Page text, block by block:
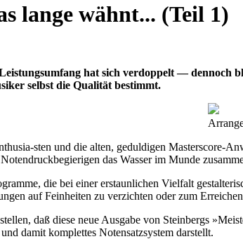
lange wähnt... (Teil 1)
hat sich verdoppelt — dennoch
selbst die Qualität bestimmt.
sten und die alten, geduldigen Masterscore-
das Wasser im Munde
die bei einer erstaunlichen Vielfalt
auf Feinheiten zu verzichten oder zum
daß diese neue Ausgabe von Steinbergs
damit komplettes Notensatzsystem darstellt.